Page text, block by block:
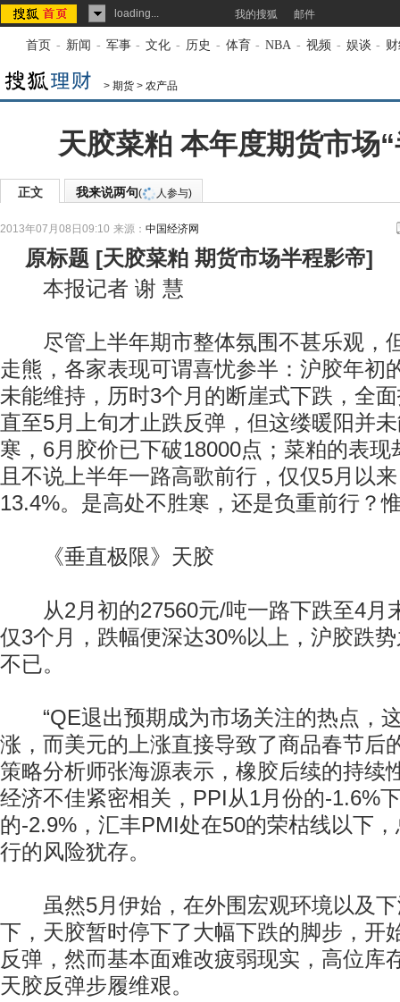
loading... 我的搜狐 邮件
首页 - 新闻 - 军事 - 文化 - 历史 - 体育 - NBA - 视频 - 娱谈 -
> 期货 > 农产品
天胶菜粕 本年度期货市场
正文 我来说两句( 人参与)
2013年07月08日09:10 来源： 中国经济网
原标题 [天胶菜粕 期货市场半程影帝]
本报记者 谢 慧
尽管上半年期市整体氛围不甚乐观，
走熊，各家表现可谓喜忧参半：沪胶年初
未能维持，历时3个月的断崖式下跌，全
直至5月上旬才止跌反弹，但这缕暖阳并
寒，6月胶价已下破18000点；菜粕的表现
且不说上半年一路高歌前行，仅仅5月以
13.4%。是高处不胜寒，还是负重前行？
《垂直极限》天胶
从2月初的27560元/吨一路下跌至4月
仅3个月，跌幅便深达30%以上，沪胶跌
不已。
“QE退出预期成为市场关注的热点，
涨，而美元的上涨直接导致了商品春节后
策略分析师张海源表示，橡胶后续的持续
经济不佳紧密相关，PPI从1月份的-1.6%
的-2.9%，汇丰PMI处在50的荣枯线以下
行的风险犹存。
虽然5月伊始，在外围宏观环境以及下
下，天胶暂时停下了大幅下跌的脚步，开
反弹，然而基本面难改疲弱现实，高位库
天胶反弹步履维艰。